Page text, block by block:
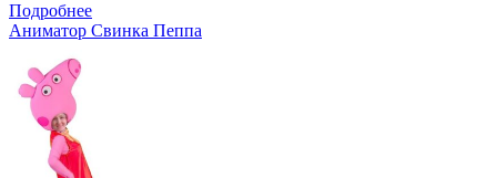
Подробнее
Аниматор Свинка Пеппа